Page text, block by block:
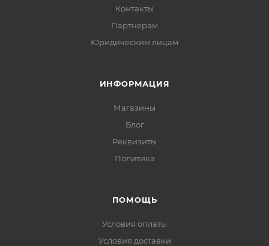
Контакты
Партнерам
Юридическим лицам
ИНФОРМАЦИЯ
Магазины
Блог
Реквизиты
Политика
ПОМОЩЬ
Условия оплаты
Условия доставки